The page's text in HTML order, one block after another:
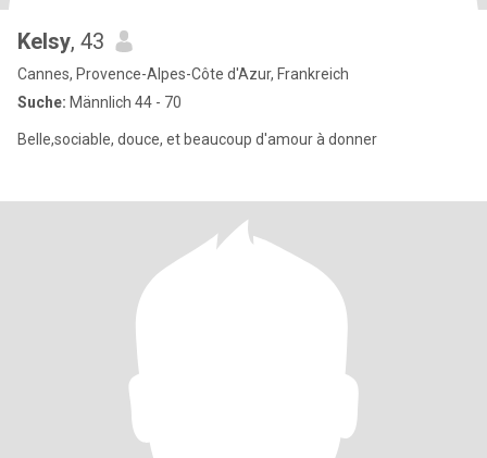
Kelsy, 43
Cannes, Provence-Alpes-Côte d'Azur, Frankreich
Suche: Männlich 44 - 70
Belle,sociable, douce, et beaucoup d'amour à donner